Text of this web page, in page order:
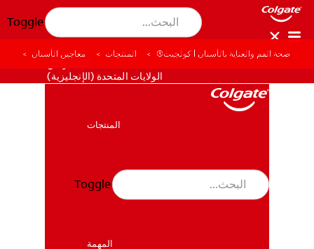
Toggle
الولايات المتحدة (الإنجليزية)
المنتجات
صحة الفم والأسنان
المهمة
Toggle
صحة الفم والعناية بالأسنان | كولجيت® المنتجات معاجين الأسنان